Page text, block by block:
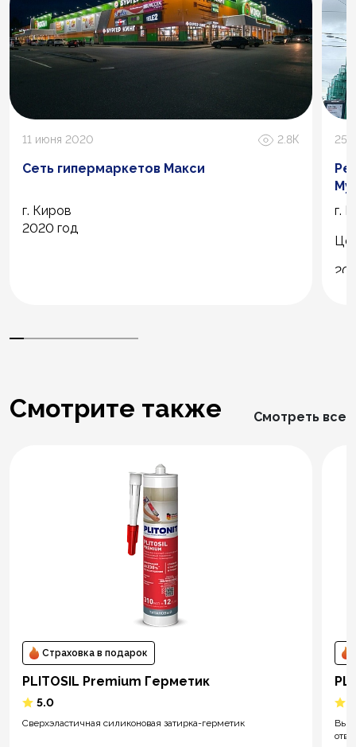
11 июня 2020 2.8К
Сеть гипермаркетов Макси
г. Киров
2020 год
25
г.
Смотрите также Смотреть все
Страховка в подарок
PLITOSIL Premium Герметик
5.0
Сверхэластичная силиконовая затирка-герметик